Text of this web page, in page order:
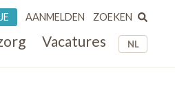
NL
Vacatures
AANMELDEN ZOEKEN